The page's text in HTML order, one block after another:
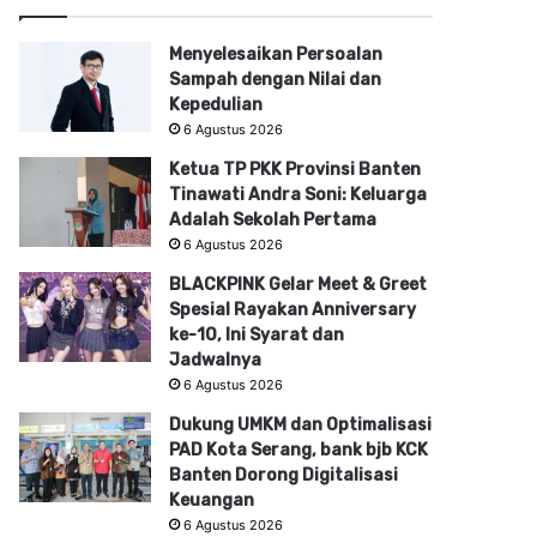
Menyelesaikan Persoalan
Sampah dengan Nilai dan
Kepedulian
6 Agustus 2026
Ketua TP PKK Provinsi Banten
Tinawati Andra Soni: Keluarga
Adalah Sekolah Pertama
6 Agustus 2026
BLACKPINK Gelar Meet & Greet
Spesial Rayakan Anniversary
ke-10, Ini Syarat dan
Jadwalnya
6 Agustus 2026
Dukung UMKM dan Optimalisasi
PAD Kota Serang, bank bjb KCK
Banten Dorong Digitalisasi
Keuangan
6 Agustus 2026